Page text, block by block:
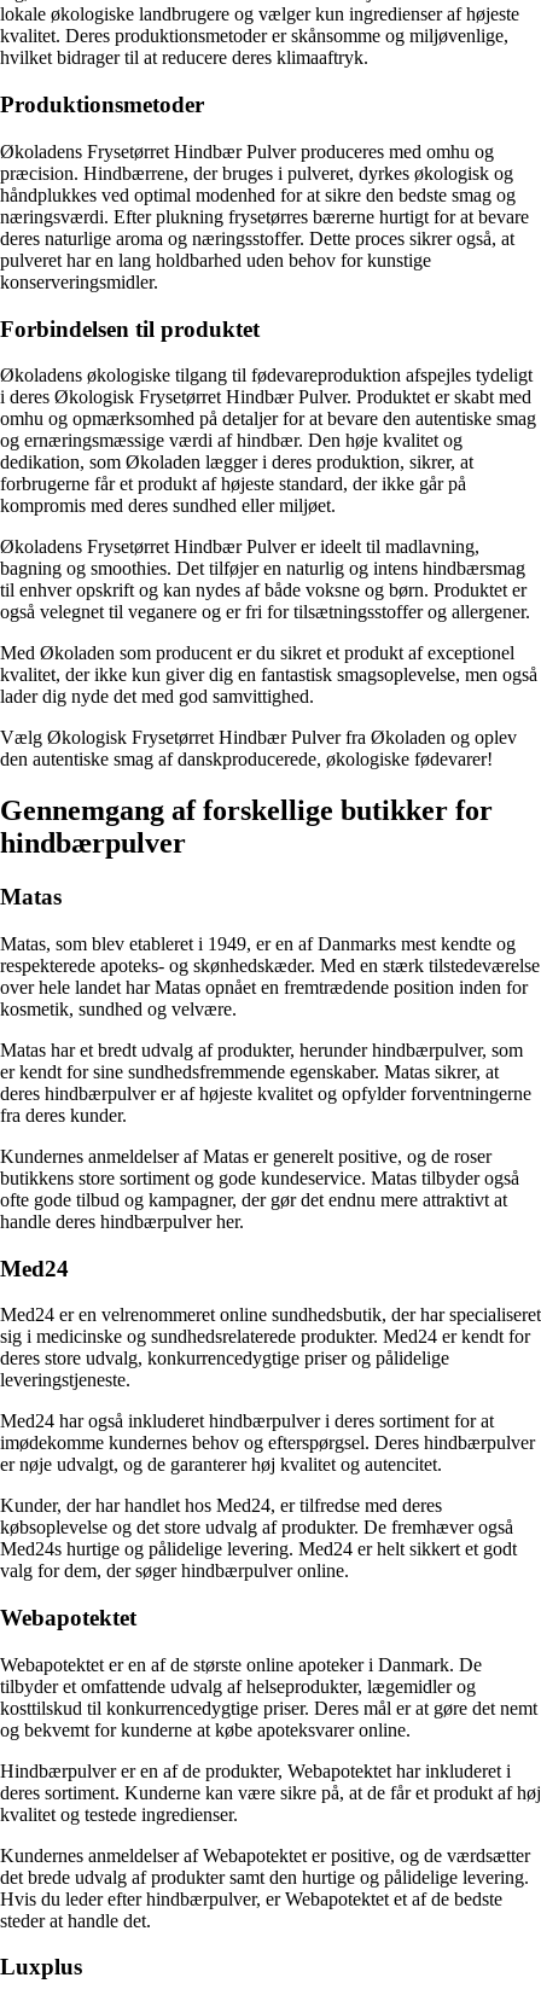
lokale økologiske landbrugere og vælger kun ingredienser af højeste
kvalitet. Deres produktionsmetoder er skånsomme og miljøvenlige,
hvilket bidrager til at reducere deres klimaaftryk.
Produktionsmetoder
Økoladens Frysetørret Hindbær Pulver produceres med omhu og
præcision. Hindbærrene, der bruges i pulveret, dyrkes økologisk og
håndplukkes ved optimal modenhed for at sikre den bedste smag og
næringsværdi. Efter plukning frysetørres bærerne hurtigt for at bevare
deres naturlige aroma og næringsstoffer. Dette proces sikrer også, at
pulveret har en lang holdbarhed uden behov for kunstige
konserveringsmidler.
Forbindelsen til produktet
Økoladens økologiske tilgang til fødevareproduktion afspejles tydeligt
i deres Økologisk Frysetørret Hindbær Pulver. Produktet er skabt med
omhu og opmærksomhed på detaljer for at bevare den autentiske smag
og ernæringsmæssige værdi af hindbær. Den høje kvalitet og
dedikation, som Økoladen lægger i deres produktion, sikrer, at
forbrugerne får et produkt af højeste standard, der ikke går på
kompromis med deres sundhed eller miljøet.
Økoladens Frysetørret Hindbær Pulver er ideelt til madlavning,
bagning og smoothies. Det tilføjer en naturlig og intens hindbærsmag
til enhver opskrift og kan nydes af både voksne og børn. Produktet er
også velegnet til veganere og er fri for tilsætningsstoffer og allergener.
Med Økoladen som producent er du sikret et produkt af exceptionel
kvalitet, der ikke kun giver dig en fantastisk smagsoplevelse, men også
lader dig nyde det med god samvittighed.
Vælg Økologisk Frysetørret Hindbær Pulver fra Økoladen og oplev
den autentiske smag af danskproducerede, økologiske fødevarer!
Gennemgang af forskellige butikker for
hindbærpulver
Matas
Matas, som blev etableret i 1949, er en af Danmarks mest kendte og
respekterede apoteks- og skønhedskæder. Med en stærk tilstedeværelse
over hele landet har Matas opnået en fremtrædende position inden for
kosmetik, sundhed og velvære.
Matas har et bredt udvalg af produkter, herunder hindbærpulver, som
er kendt for sine sundhedsfremmende egenskaber. Matas sikrer, at
deres hindbærpulver er af højeste kvalitet og opfylder forventningerne
fra deres kunder.
Kundernes anmeldelser af Matas er generelt positive, og de roser
butikkens store sortiment og gode kundeservice. Matas tilbyder også
ofte gode tilbud og kampagner, der gør det endnu mere attraktivt at
handle deres hindbærpulver her.
Med24
Med24 er en velrenommeret online sundhedsbutik, der har specialiseret
sig i medicinske og sundhedsrelaterede produkter. Med24 er kendt for
deres store udvalg, konkurrencedygtige priser og pålidelige
leveringstjeneste.
Med24 har også inkluderet hindbærpulver i deres sortiment for at
imødekomme kundernes behov og efterspørgsel. Deres hindbærpulver
er nøje udvalgt, og de garanterer høj kvalitet og autencitet.
Kunder, der har handlet hos Med24, er tilfredse med deres
købsoplevelse og det store udvalg af produkter. De fremhæver også
Med24s hurtige og pålidelige levering. Med24 er helt sikkert et godt
valg for dem, der søger hindbærpulver online.
Webapotektet
Webapotektet er en af de største online apoteker i Danmark. De
tilbyder et omfattende udvalg af helseprodukter, lægemidler og
kosttilskud til konkurrencedygtige priser. Deres mål er at gøre det nemt
og bekvemt for kunderne at købe apoteksvarer online.
Hindbærpulver er en af de produkter, Webapotektet har inkluderet i
deres sortiment. Kunderne kan være sikre på, at de får et produkt af høj
kvalitet og testede ingredienser.
Kundernes anmeldelser af Webapotektet er positive, og de værdsætter
det brede udvalg af produkter samt den hurtige og pålidelige levering.
Hvis du leder efter hindbærpulver, er Webapotektet et af de bedste
steder at handle det.
Luxplus